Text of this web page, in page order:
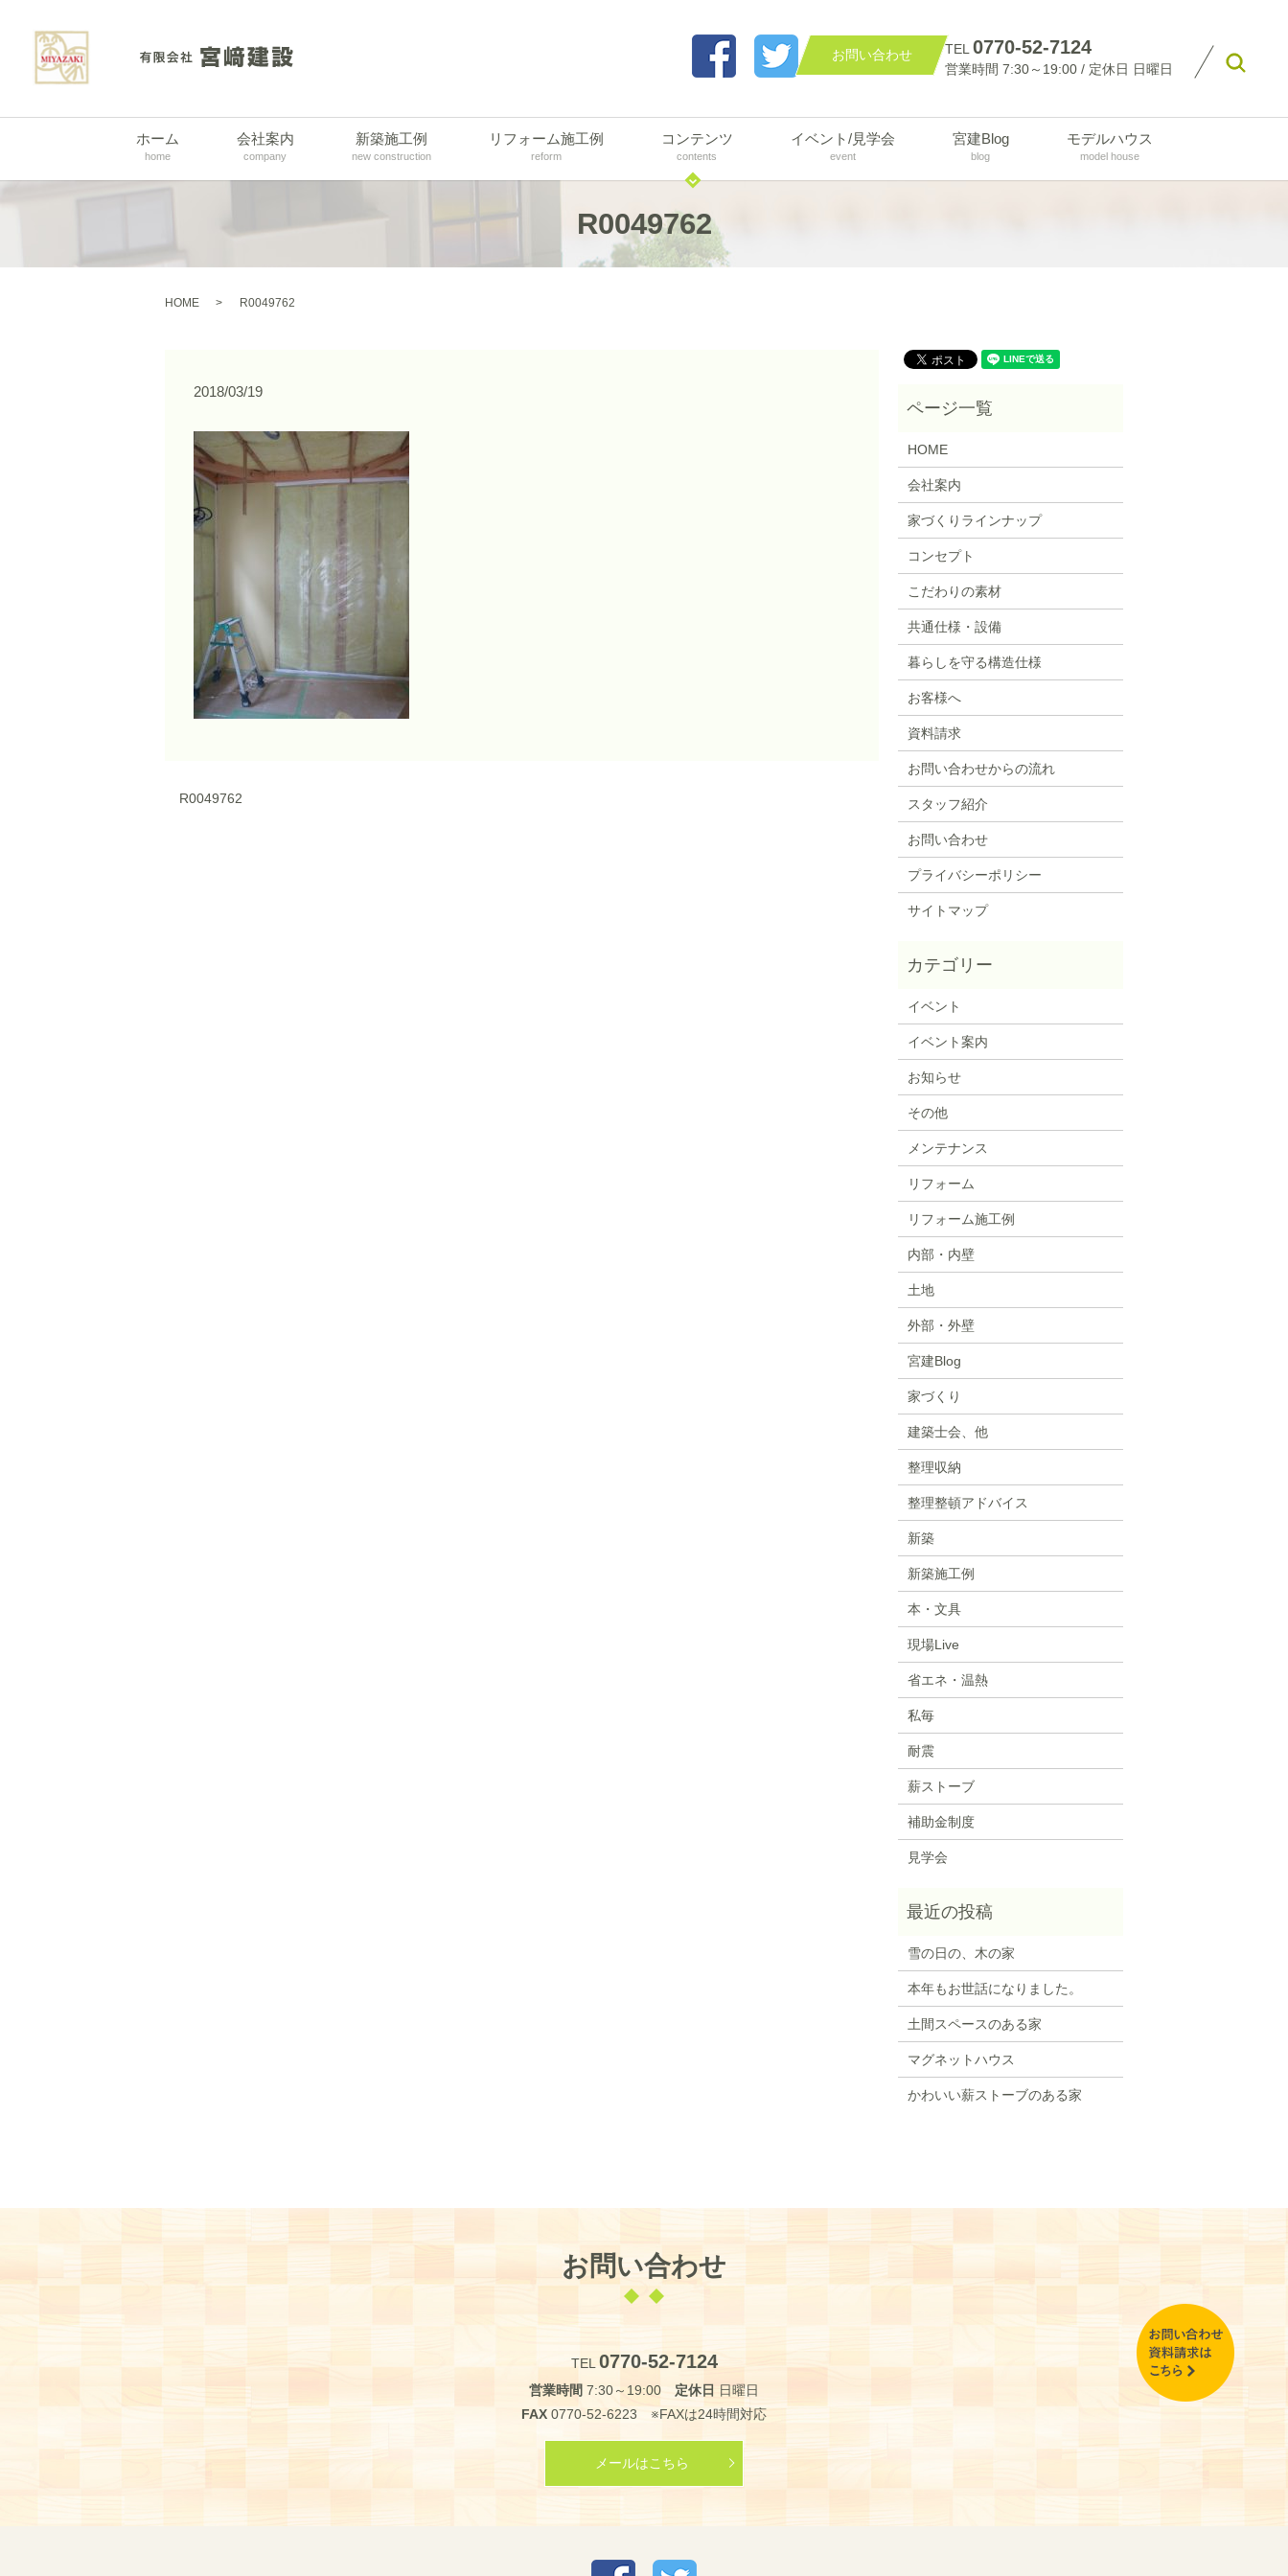
お問い合わせ TEL 0770-52-7124
営業時間 7:30～19:00 / 定休日 日曜日
ホーム
home
会社案内
company
新築施工例
new construction
リフォーム施工例
reform
コンテンツ
contents
イベント/見学会
event
宮建Blog
blog
モデルハウス
model house
R0049762
HOME R0049762
2018/03/19
R0049762
HOME
会社案内
家づくりラインナップ
コンセプト
こだわりの素材
共通仕様・設備
暮らしを守る構造仕様
お客様へ
資料請求
お問い合わせからの流れ
スタッフ紹介
お問い合わせ
プライバシーポリシー
サイトマップ
イベント
イベント案内
お知らせ
その他
メンテナンス
リフォーム
リフォーム施工例
内部・内壁
土地
外部・外壁
宮建Blog
家づくり
建築士会、他
整理収納
整理整頓アドバイス
新築
新築施工例
本・文具
現場Live
省エネ・温熱
私毎
耐震
薪ストーブ
補助金制度
見学会
雪の日の、木の家
本年もお世話になりました。
土間スペースのある家
マグネットハウス
かわいい薪ストーブのある家
お問い合わせ
TEL 0770-52-7124
営業時間 7:30～19:00 定休日 日曜日
FAX 0770-52-6223 ※FAXは24時間対応
メールはこちら